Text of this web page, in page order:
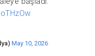
May 10, 2026